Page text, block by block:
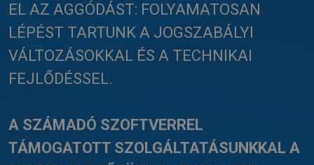
EL AZ AGGÓDÁST: FOLYAMATOSAN
LÉPÉST TARTUNK A JOGSZABÁLYI
VÁLTOZÁSOKKAL ÉS A TECHNIKAI
FEJLŐDÉSSEL.
A SZÁMADÓ SZOFTVERREL
TÁMOGATOTT SZOLGÁLTATÁSUNKKAL A